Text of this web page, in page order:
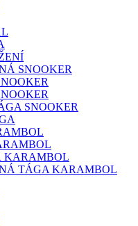
SNOOKER
SNOOKER
KARAMBOL
TÁGA KARAMBOL